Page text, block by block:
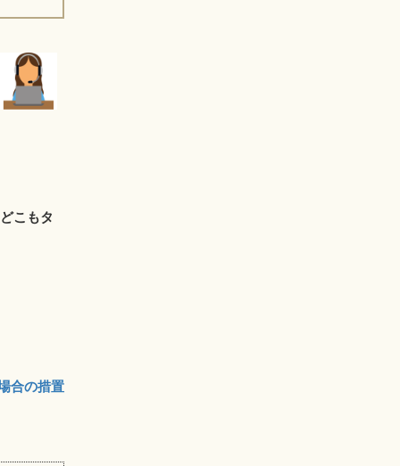
どこもタ
合の措置